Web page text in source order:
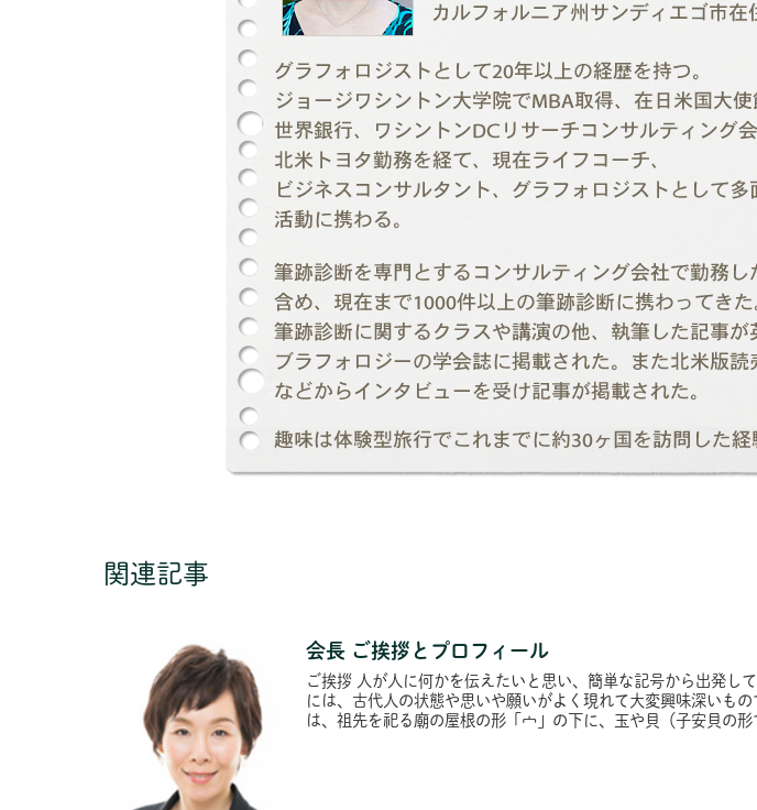
関連記事
会長 ご挨拶とプロフィール
ご挨拶 人が人に何かを伝えたいと思い、簡単な記号から出発し
には、古代人の状態や思いや願いがよく現れて大変興味深いもの
は、祖先を祀る廟の屋根の形「宀」の下に、玉や貝（子安貝の形